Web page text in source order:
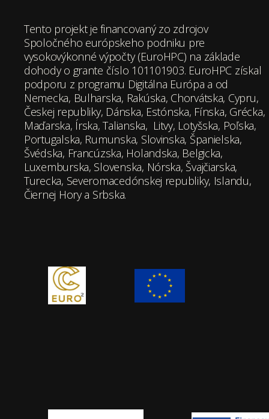
Tento projekt je financovaný zo zdrojov
Spoločného európskeho podniku pre
vysokovýkonné výpočty (EuroHPC) na základe
dohody o grante číslo 101101903. EuroHPC získal
podporu z programu Digitálna Európa a od
Nemecka, Bulharska, Rakúska, Chorvátska, Cypru,
Českej republiky, Dánska, Estónska, Fínska, Grécka,
Maďarska, Írska, Talianska, Litvy, Lotyšska, Poľska,
Portugalska, Rumunska, Slovinska, Španielska,
Švédska, Francúzska, Holandska, Belgicka,
Luxemburska, Slovenska, Nórska, Švajčiarska,
Turecka, Severomacedónskej republiky, Islandu,
Čiernej Hory a Srbska.